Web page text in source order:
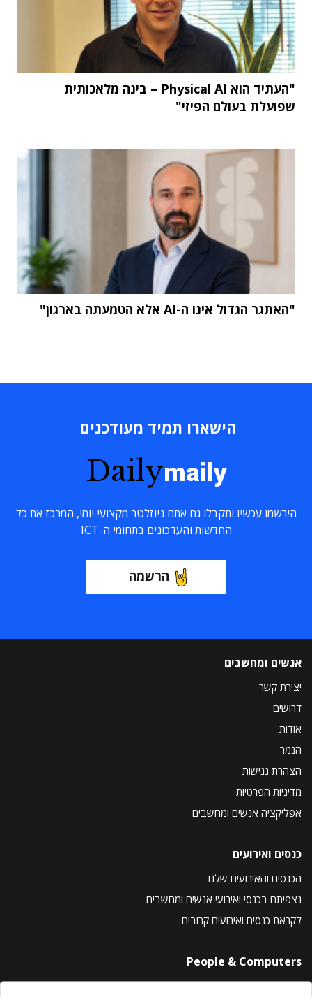
"העתיד הוא Physical AI – בינה מלאכותית
שפועלת בעולם הפיזי"
"האתגר הגדול אינו ה-AI אלא הטמעתה בארגון"
הישארו תמיד מעודכנים
Dailymaily
הירשמו עכשיו ותקבלו גם אתם ניוזלטר מקצועי יומי, המרכז את כל
החדשות והעדכונים בתחומי ה-ICT
הרשמה
אנשים ומחשבים
יצירת קשר
דרושים
אודות
הנמר
הצהרת נגישות
מדיניות הפרטיות
אפליקציה אנשים ומחשבים
כנסים ואירועים
הכנסים והאירועים שלנו
נצפיתם בכנסי ואירועי אנשים ומחשבים
לקראת כנסים ואירועים קרובים
People & Computers
About Us